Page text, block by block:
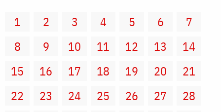
1 2 3 4 5 6
7
8
9 10 11 12 13
14
15
16 17 18 19 20
21
22
23 24 25 26 27
28